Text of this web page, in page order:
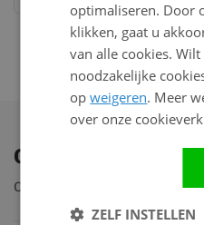
Ontdek ons
Ontdek ruim 2.000 producten
optimaliseren. Door
klikken, gaat u
van alle cookies.
noodzakelijke
opweigeren. Meer
over onze
ZELF INSTELLEN